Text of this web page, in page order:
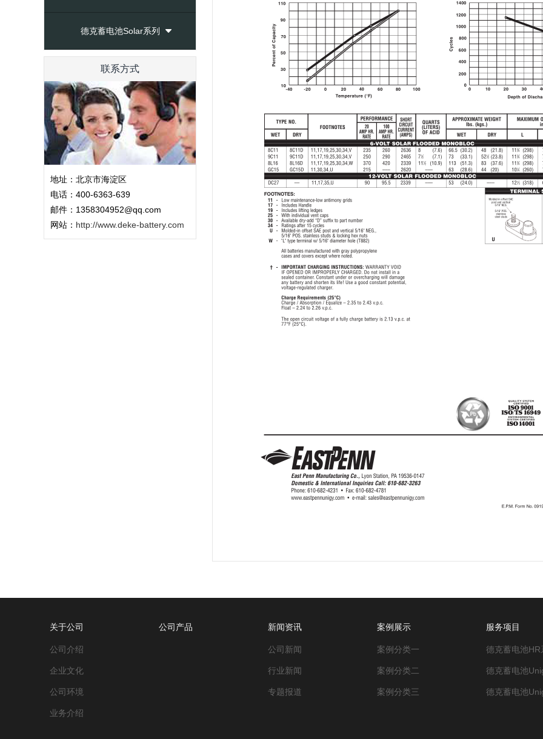
1
德克蓄电池Solar系列
联系方式
地址：北京市海淀区
电话：400-6363-639
邮件：1358304952@qq.com
网站： http://www.deke-battery.com
关于公司
公司介绍
企业文化
公司环境
业务介绍
公司产品 新闻资讯
公司新闻
行业新闻
专题报道
案例展示
案例分类一
案例分类二
案例分类三
服务项目
德克蓄电池HR
德克蓄电池
德克蓄电池